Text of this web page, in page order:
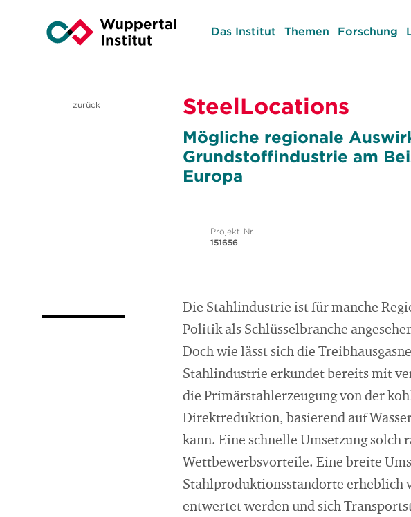
Das Institut Themen Forschung
zurück SteelLocations
Mögliche regionale
Grundstoffindustrie am
Europa
Projekt-Nr.
151656
Die Stahlindustrie ist für manche
Politik als Schlüsselbranche
Doch wie lässt sich die
Stahlindustrie erkundet bereits mit
die Primärstahlerzeugung von der
Direktreduktion, basierend auf
kann. Eine schnelle Umsetzung
Wettbewerbsvorteile. Eine breite
Stahlproduktionsstandorte erheblich
entwertet werden und sich